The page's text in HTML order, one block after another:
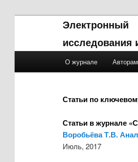
исследования
Skip to primary
Skip to secondary
О журнале Авторам
Статьи по
Статьи в журнале
Воробьёва Т.В.
Июль, 2017